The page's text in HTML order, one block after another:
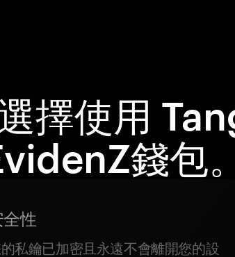
擇使用
錢包。
全性
私鑰已加密且永遠不會離開您的設